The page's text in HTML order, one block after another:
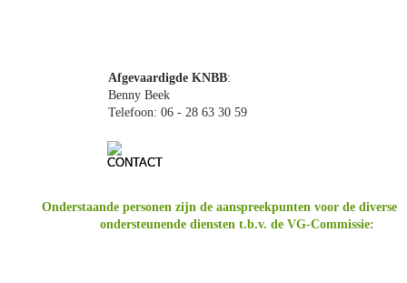
Afgevaardigde KNBB:
Benny Beek
Telefoon: 06 - 28 63 30 59
Onderstaande personen zijn de aanspreekpunten voor de diverse
ondersteunende diensten t.b.v. de VG-Commissie: